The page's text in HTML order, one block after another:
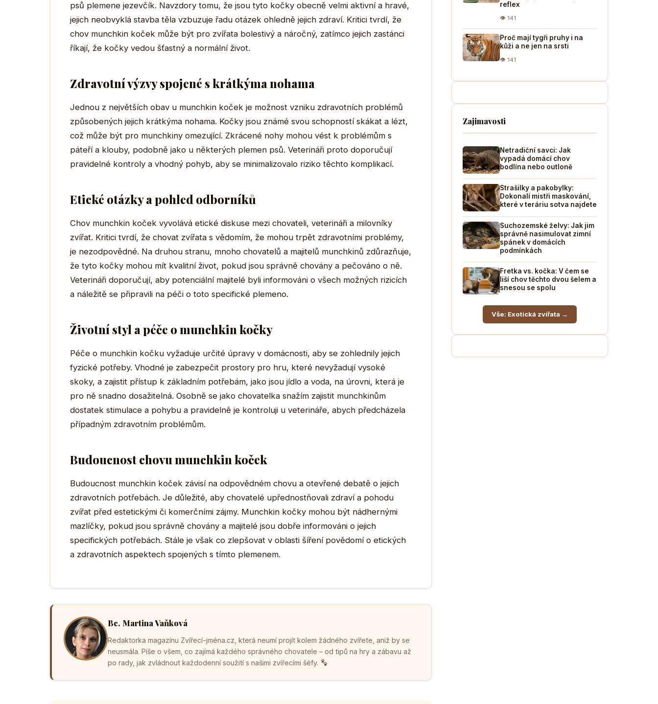
psů plemene jezevčík. Navzdory tomu, že jsou tyto kočky obecně velmi aktivní a hravé,
jejich neobvyklá stavba těla vzbuzuje řadu otázek ohledně jejich zdraví. Kritici tvrdí, že
chov munchkin koček může být pro zvířata bolestivý a náročný, zatímco jejich zastánci
říkají, že kočky vedou šťastný a normální život.
Zdravotní výzvy spojené s krátkýma nohama
Jednou z největších obav u munchkin koček je možnost vzniku zdravotních problémů
způsobených jejich krátkýma nohama. Kočky jsou známé svou schopností skákat a lézt,
což může být pro munchkiny omezující. Zkrácené nohy mohou vést k problémům s
páteří a klouby, podobně jako u některých plemen psů. Veterináři proto doporučují
pravidelné kontroly a vhodný pohyb, aby se minimalizovalo riziko těchto komplikací.
Etické otázky a pohled odborníků
Chov munchkin koček vyvolává etické diskuse mezi chovateli, veterináři a milovníky
zvířat. Kritici tvrdí, že chovat zvířata s vědomím, že mohou trpět zdravotními problémy,
je nezodpovědné. Na druhou stranu, mnoho chovatelů a majitelů munchkinů zdůrazňuje,
že tyto kočky mohou mít kvalitní život, pokud jsou správně chovány a pečováno o ně.
Veterináři doporučují, aby potenciální majitelé byli informováni o všech možných rizicích
a náležitě se připravili na péči o toto specifické plemeno.
Životní styl a péče o munchkin kočky
Péče o munchkin kočku vyžaduje určité úpravy v domácnosti, aby se zohlednily jejich
fyzické potřeby. Vhodné je zabezpečit prostory pro hru, které nevyžadují vysoké
skoky, a zajistit přístup k základním potřebám, jako jsou jídlo a voda, na úrovni, která je
pro ně snadno dosažitelná. Osobně se jako chovatelka snažím zajistit munchkinům
dostatek stimulace a pohybu a pravidelně je kontroluji u veterináře, abych předcházela
případným zdravotním problémům.
Budoucnost chovu munchkin koček
Budoucnost munchkin koček závisí na odpovědném chovu a otevřené debatě o jejich
zdravotních potřebách. Je důležité, aby chovatelé upřednostňovali zdraví a pohodu
zvířat před estetickými či komerčními zájmy. Munchkin kočky mohou být nádhernými
mazlíčky, pokud jsou správně chovány a majitelé jsou dobře informováni o jejich
specifických potřebách. Stále je však co zlepšovat v oblasti šíření povědomí o etických
a zdravotních aspektech spojených s tímto plemenem.
Bc. Martina Vaňková
Redaktorka magazínu Zvířecí-jména.cz, která neumí projít kolem žádného zvířete, aniž by se
neusmála. Píše o všem, co zajímá každého správného chovatele – od tipů na hry a zábavu až
po rady, jak zvládnout každodenní soužití s našimi zvířecími šéfy.
reflex
👁 141
Proč mají tygři pruhy i na
kůži a ne jen na srsti
👁 141
Zajimavosti
Netradiční savci: Jak
vypadá domácí chov
bodlína nebo outloně
Strašilky a pakobylky:
Dokonalí mistři maskování,
které v teráriu sotva najdete
Suchozemské želvy: Jak jim
správně nasimulovat zimní
spánek v domácích
podmínkách
Fretka vs. kočka: V čem se
liší chov těchto dvou šelem a
snesou se spolu
Vše: Exotická zvířata →